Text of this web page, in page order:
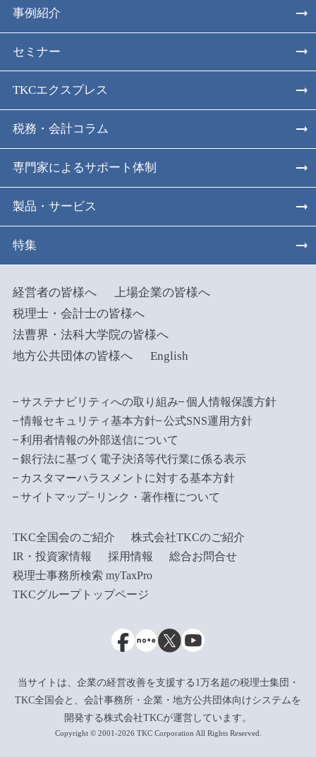
事例紹介
セミナー
TKCエクスプレス
税務・会計コラム
専門家によるサポート体制
製品・サービス
特集
経営者の皆様へ
上場企業の皆様へ
税理士・会計士の皆様へ
法曹界・法科大学院の皆様へ
地方公共団体の皆様へ
English
サステナビリティへの取り組み
個人情報保護方針
情報セキュリティ基本方針
公式SNS運用方針
利用者情報の外部送信について
銀行法に基づく電子決済等代行業に係る表示
カスタマーハラスメントに対する基本方針
サイトマップ
リンク・著作権について
TKC全国会のご紹介
株式会社TKCのご紹介
IR・投資家情報
採用情報
総合お問合せ
税理士事務所検索 myTaxPro
TKCグループトップページ
当サイトは、企業の経営改善を支援する1万名超の税理士集団・
TKC全国会と、会計事務所・企業・地方公共団体向けシステムを
開発する株式会社TKCが運営しています。
Copyright © 2001-2026 TKC Corporation All Rights Reserved.